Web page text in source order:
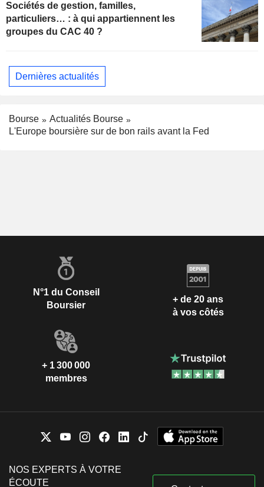
Sociétés de gestion, familles,
particuliers… : à qui appartiennent les
groupes du CAC 40 ?
Dernières actualités
Bourse
Actualités Bourse
L'Europe boursière sur de bon rails avant la Fed
N°1 du Conseil
Boursier
+ de 20 ans
à vos côtés
+ 1 300 000
membres
NOS EXPERTS À VOTRE
ÉCOUTE